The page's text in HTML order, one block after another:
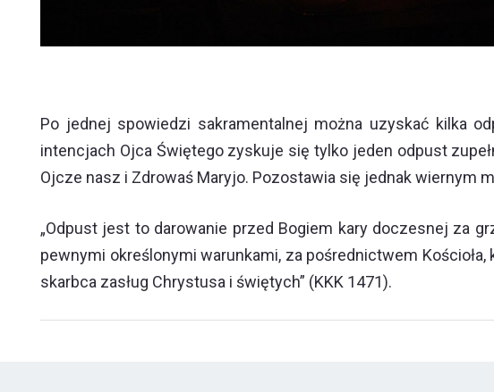
Po jednej spowiedzi sakramentalnej można uzyskać kilka
intencjach Ojca Świętego zyskuje się tylko jeden odpust
Ojcze nasz i Zdrowaś Maryjo. Pozostawia się jednak wiernym
„Odpust jest to darowanie przed Bogiem kary doczesnej za
pewnymi określonymi warunkami, za pośrednictwem
skarbca zasług Chrystusa i świętych” (KKK 1471).